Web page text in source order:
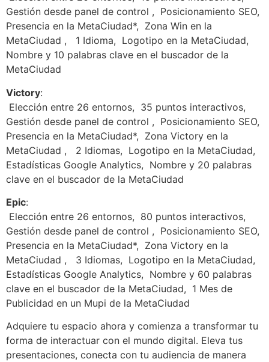
Gestión desde panel de control , Posicionamiento SEO,
Presencia en la MetaCiudad*, Zona Win en la
MetaCiudad ,
1 Idioma, Logotipo en la MetaCiudad,
Nombre y 10 palabras clave en el buscador de la
MetaCiudad
Victory:
Elección entre 26 entornos, 35 puntos interactivos,
Gestión desde panel de control , Posicionamiento SEO,
Presencia en la MetaCiudad*, Zona Victory en la
MetaCiudad ,
2 Idiomas, Logotipo en la MetaCiudad,
Estadísticas Google Analytics, Nombre y 20 palabras
clave en el buscador de la MetaCiudad
Epic:
Elección entre 26 entornos, 80 puntos interactivos,
Gestión desde panel de control , Posicionamiento SEO,
Presencia en la MetaCiudad*, Zona Victory en la
MetaCiudad ,
3 Idiomas, Logotipo en la MetaCiudad,
Estadísticas Google Analytics, Nombre y 60 palabras
clave en el buscador de la MetaCiudad, 1 Mes de
Publicidad en un Mupi de la MetaCiudad
Adquiere tu espacio ahora y comienza a transformar tu
forma de interactuar con el mundo digital. Eleva tus
presentaciones, conecta con tu audiencia de manera